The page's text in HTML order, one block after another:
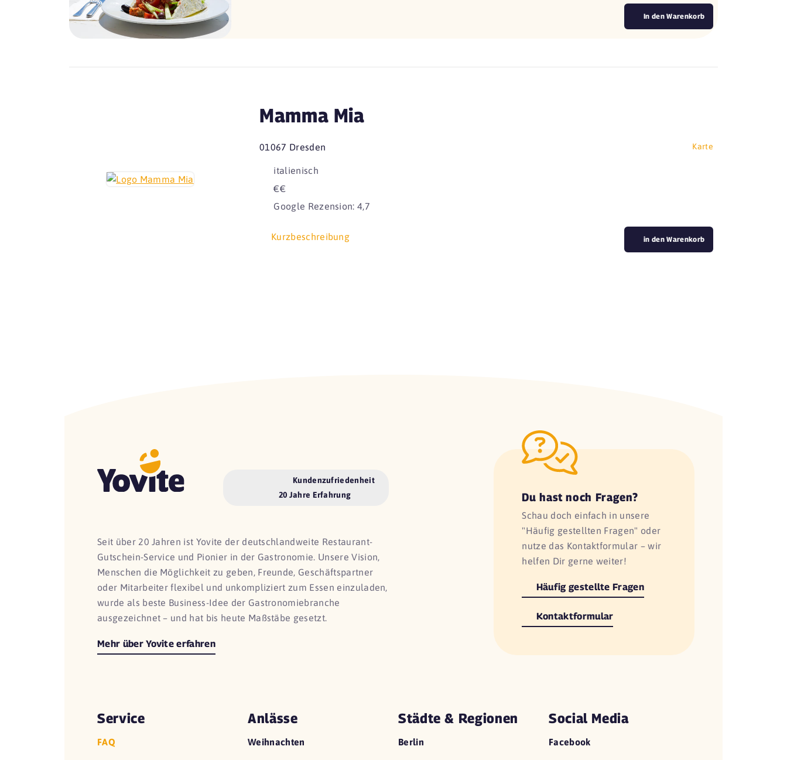
In den Warenkorb
Mamma Mia
01067 Dresden Karte
italienisch
€€
Google Rezension: 4,7
Kurzbeschreibung in den Warenkorb
Kundenzufriedenheit
20 Jahre Erfahrung
Seit über 20 Jahren ist Yovite der deutschlandweite Restaurant-
Gutschein-Service und Pionier in der Gastronomie. Unsere Vision,
Menschen die Möglichkeit zu geben, Freunde, Geschäftspartner
oder Mitarbeiter flexibel und unkompliziert zum Essen einzuladen,
wurde als beste Business-Idee der Gastronomiebranche
ausgezeichnet – und hat bis heute Maßstäbe gesetzt.
Mehr über Yovite erfahren
Du hast noch Fragen?
Schau doch einfach in unsere
"Häufig gestellten Fragen" oder
nutze das Kontaktformular – wir
helfen Dir gerne weiter!
Häufig gestellte Fragen
Kontaktformular
Service
FAQ
Anlässe
Weihnachten
Städte & Regionen
Berlin
Social Media
Facebook